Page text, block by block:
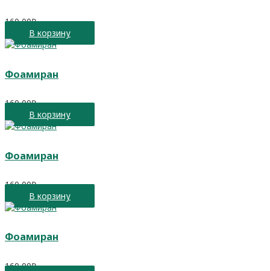
160,00₽
В корзину
Фоамиран
160,00₽
В корзину
Фоамиран
160,00₽
В корзину
Фоамиран
160,00₽